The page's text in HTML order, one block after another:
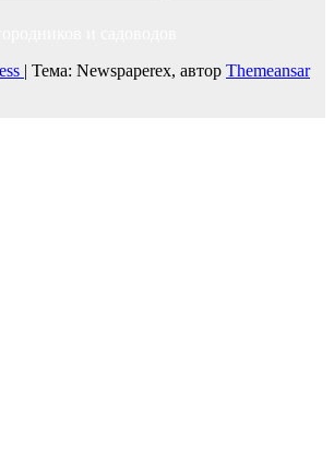
| Тема: Newspaperex, автор Themeansar